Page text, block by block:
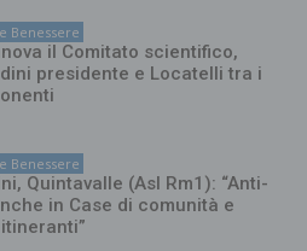
Benessere
il Comitato scientifico,
presidente e Locatelli tra i
Benessere
Quintavalle (Asl Rm1): “Anti-
in Case di comunità e